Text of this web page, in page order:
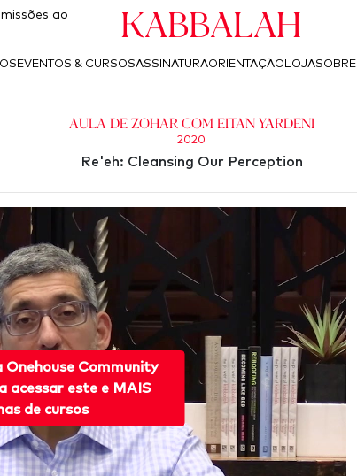
ao
Kabbalah
EVENTOS & CURSOSASSINATURAORIENTAÇÃO LOJASOBRE
Aula de Zohar com Eitan Yardeni
2020
Re'eh: Cleansing Our Perception
Onehouse Community
acessar este e MAIS
de cursos